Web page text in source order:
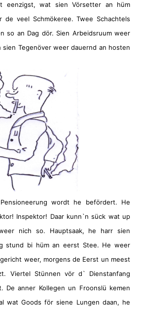
eenzigst, wat sien Vörsetter an hüm
veel Schmökeree. Twee Schachtels
so an Dag dör. Sien Arbeidsruum weer
Tegenöver weer dauernd an hosten
wordt he befördert. He
Inspektor! Daar kunn`n sück wat up
nich so. Hauptsaak, he harr sien
stund bi hüm an eerst Stee. He weer
weer, morgens de Eerst un meest
Viertel Stünnen vör d` Dienstanfang
anner Kollegen un Froonslü kemen
wat Goods för siene Lungen daan, he